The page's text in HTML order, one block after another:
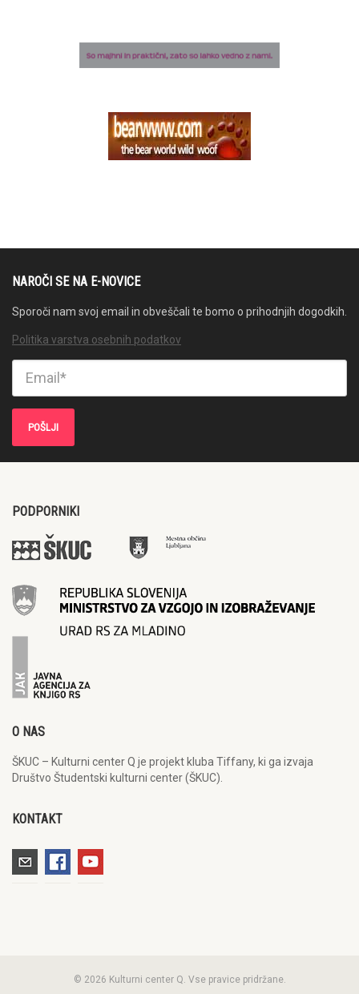
NAROČI SE NA E-NOVICE
Sporoči nam svoj email in obveščali te bomo o prihodnjih dogodkih.
Politika varstva osebnih podatkov
PODPORNIKI
O NAS
ŠKUC – Kulturni center Q je projekt kluba Tiffany, ki ga izvaja
Društvo Študentski kulturni center (ŠKUC).
KONTAKT
© 2026 Kulturni center Q. Vse pravice pridržane.